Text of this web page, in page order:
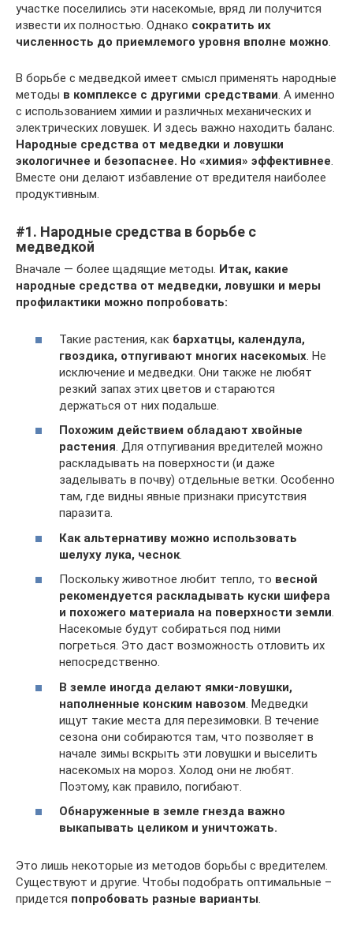
участке поселились эти насекомые, вряд ли получится
извести их полностью. Однако сократить их
численность до приемлемого уровня вполне можно.
В борьбе с медведкой имеет смысл применять народные
методы в комплексе с другими средствами. А именно
с использованием химии и различных механических и
электрических ловушек. И здесь важно находить баланс.
Народные средства от медведки и ловушки
экологичнее и безопаснее. Но «химия» эффективнее.
Вместе они делают избавление от вредителя наиболее
продуктивным.
#1. Народные средства в борьбе с
медведкой
Вначале — более щадящие методы. Итак, какие
народные средства от медведки, ловушки и меры
профилактики можно попробовать:
Такие растения, как бархатцы, календула,
гвоздика, отпугивают многих насекомых . Не
исключение и медведки. Они также не любят
резкий запах этих цветов и стараются
держаться от них подальше.
Похожим действием обладают хвойные
растения. Для отпугивания вредителей можно
раскладывать на поверхности (и даже
заделывать в почву) отдельные ветки. Особенно
там, где видны явные признаки присутствия
паразита.
Как альтернативу можно использовать
шелуху лука, чеснок
Поскольку животное любит тепло, то весной
рекомендуется раскладывать куски шифера
и похожего материала на поверхности земли.
Насекомые будут собираться под ними
погреться. Это даст возможность отловить их
непосредственно.
В земле иногда делают ямки-ловушки,
наполненные конским навозом . Медведки
ищут такие места для перезимовки. В течение
сезона они собираются там, что позволяет в
начале зимы вскрыть эти ловушки и выселить
насекомых на мороз. Холод они не любят.
Поэтому, как правило, погибают.
Обнаруженные в земле гнезда важно
выкапывать целиком и уничтожать.
Это лишь некоторые из методов борьбы с вредителем.
Существуют и другие. Чтобы подобрать оптимальные –
придется попробовать разные варианты.